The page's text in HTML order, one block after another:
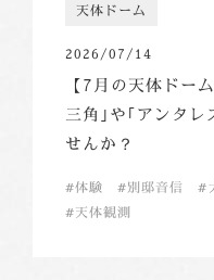
天体ドーム
2026/07/14
【7月の天体ドー
三角｣や｢アンタレ
せんか？
体験 別邸音信
天体観測